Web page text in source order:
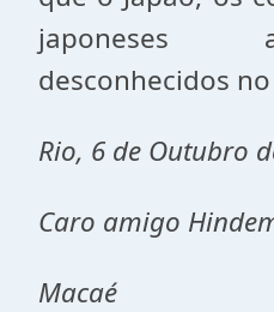
japoneses
desconhecidos
Rio, 6 de Outubro
Caro amigo
Macaé